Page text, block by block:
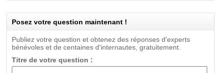
Posez votre question maintenant !
Publiez votre question et obtenez des réponses d'experts
bénévoles et de centaines d'internautes, gratuitement.
Titre de votre question :